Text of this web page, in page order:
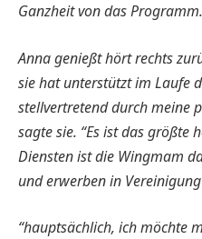
Ganzheit von das
Anna genießt hört rechts
sie hat unterstützt im Laufe
stellvertretend durch meine
sagte sie. “Es ist das größte
Diensten ist die Wingmam
und erwerben in
“hauptsächlich, ich möchte